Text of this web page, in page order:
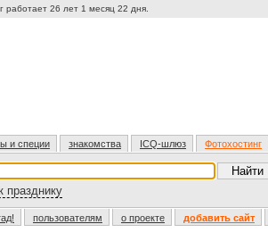
работает 26 лет 1 месяц 22 дня.
и специи знакомства ICQ-шлюз Фотохостинг
празднику
пользователям о проекте добавить сайт